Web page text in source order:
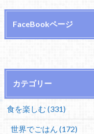
FaceBookページ
カテゴリー
食を楽しむ (331)
世界でごはん (172)